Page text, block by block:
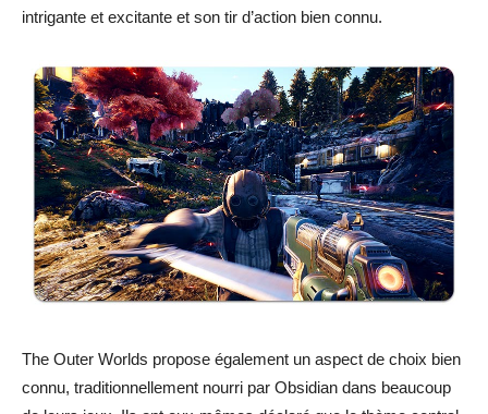
intrigante et excitante et son tir d’action bien connu.
The Outer Worlds propose également un aspect de choix bien
connu, traditionnellement nourri par Obsidian dans beaucoup